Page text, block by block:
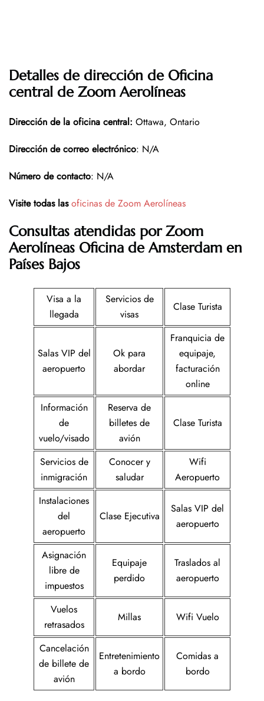
Detalles de dirección de Oficina
central de Zoom Aerolíneas
Dirección de la oficina central: Ottawa, Ontario
Dirección de correo electrónico: N/A
Número de contacto: N/A
Visite todas las oficinas de Zoom Aerolíneas
Consultas atendidas por Zoom
Aerolíneas Oficina de Amsterdam en
Países Bajos
Visa a la
llegada
Servicios de
visas
Clase Turista
Salas VIP del
aeropuerto
Ok para
abordar
Franquicia de
equipaje,
facturación
online
Información
de
vuelo/visado
Reserva de
billetes de
avión
Clase Turista
Servicios de
inmigración
Conocer y
saludar
Wifi
Aeropuerto
Instalaciones
del
aeropuerto
Clase Ejecutiva
Salas VIP del
aeropuerto
Asignación
libre de
impuestos
Equipaje
perdido
Traslados al
aeropuerto
Vuelos
retrasados
Millas Wifi Vuelo
Cancelación
de billete de
avión
Entretenimiento
a bordo
Comidas a
bordo